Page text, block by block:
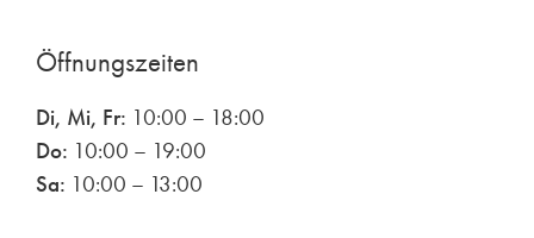
Öffnungszeiten
Di, Mi, Fr: 10:00 – 18:00
Do: 10:00 – 19:00
Sa: 10:00 – 13:00